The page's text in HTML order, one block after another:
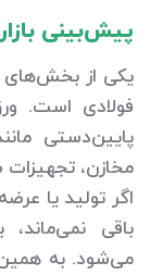
پیش‌بینی
فولادی است.
پایین‌دستی
مخازن،
اگر تولید یا
باقی
می‌شود. به همین